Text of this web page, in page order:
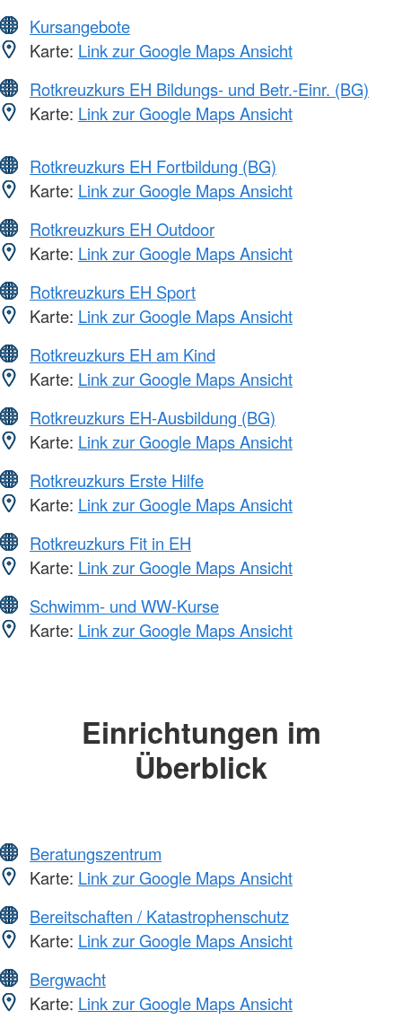
Kursangebote
Karte: Link zur Google Maps Ansicht
Rotkreuzkurs EH Bildungs- und Betr.-Einr. (BG)
Karte: Link zur Google Maps Ansicht
Rotkreuzkurs EH Fortbildung (BG)
Karte: Link zur Google Maps Ansicht
Rotkreuzkurs EH Outdoor
Karte: Link zur Google Maps Ansicht
Rotkreuzkurs EH Sport
Karte: Link zur Google Maps Ansicht
Rotkreuzkurs EH am Kind
Karte: Link zur Google Maps Ansicht
Rotkreuzkurs EH-Ausbildung (BG)
Karte: Link zur Google Maps Ansicht
Rotkreuzkurs Erste Hilfe
Karte: Link zur Google Maps Ansicht
Rotkreuzkurs Fit in EH
Karte: Link zur Google Maps Ansicht
Schwimm- und WW-Kurse
Karte: Link zur Google Maps Ansicht
Einrichtungen im
Überblick
Beratungszentrum
Karte: Link zur Google Maps Ansicht
Bereitschaften / Katastrophenschutz
Karte: Link zur Google Maps Ansicht
Bergwacht
Karte: Link zur Google Maps Ansicht